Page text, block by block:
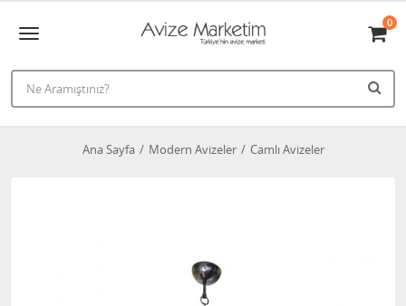
0
Ana Sayfa Modern Avizeler Camlı Avizeler